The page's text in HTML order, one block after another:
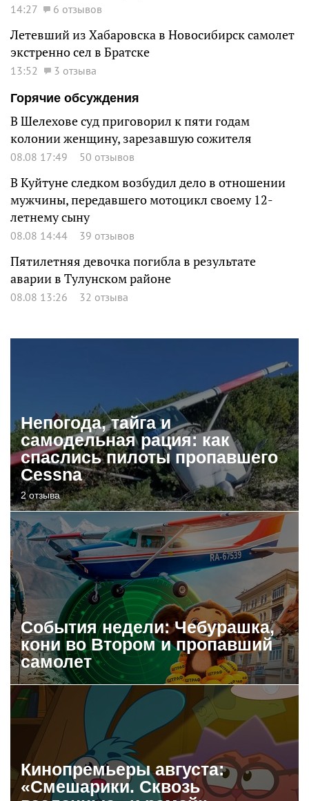
14:27 6 отзывов
Летевший из Хабаровска в Новосибирск самолет
экстренно сел в Братске
13:52
3 отзыва
Горячие обсуждения
В Шелехове суд приговорил к пяти годам
колонии женщину, зарезавшую сожителя
08.08 17:49 50 отзывов
В Куйтуне следком возбудил дело в отношении
мужчины, передавшего мотоцикл своему 12-
летнему сыну
08.08 14:44 39 отзывов
Пятилетняя девочка погибла в результате
аварии в Тулунском районе
08.08 13:26 32 отзыва
Непогода, тайга и
самодельная рация: как
спаслись пилоты пропавшего
Cessna
2 отзыва
События недели: Чебурашка,
кони во Втором и пропавший
самолет
Кинопремьеры августа:
«Смешарики. Сквозь